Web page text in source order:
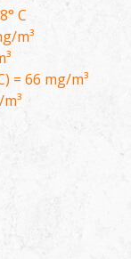
C
m³
= 66 mg/m³